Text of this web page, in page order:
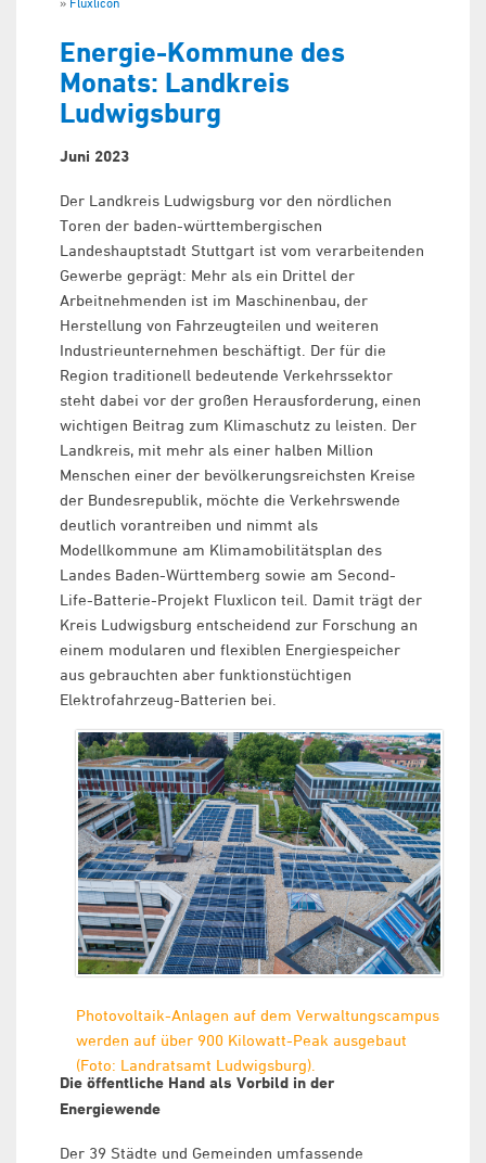
Energie-Kommune des
Monats: Landkreis
Ludwigsburg
Juni 2023
Der Landkreis Ludwigsburg vor den nördlichen
Toren der baden-württembergischen
Landeshauptstadt Stuttgart ist vom verarbeitenden
Gewerbe geprägt: Mehr als ein Drittel der
Arbeitnehmenden ist im Maschinenbau, der
Herstellung von Fahrzeugteilen und weiteren
Industrieunternehmen beschäftigt. Der für die
Region traditionell bedeutende Verkehrssektor
steht dabei vor der großen Herausforderung, einen
wichtigen Beitrag zum Klimaschutz zu leisten. Der
Landkreis, mit mehr als einer halben Million
Menschen einer der bevölkerungsreichsten Kreise
der Bundesrepublik, möchte die Verkehrswende
deutlich vorantreiben und nimmt als
Modellkommune am Klimamobilitätsplan des
Landes Baden-Württemberg sowie am Second-
Life-Batterie-Projekt Fluxlicon teil. Damit trägt der
Kreis Ludwigsburg entscheidend zur Forschung an
einem modularen und flexiblen Energiespeicher
aus gebrauchten aber funktionstüchtigen
Elektrofahrzeug-Batterien bei.
Photovoltaik-Anlagen auf dem Verwaltungscampus
werden auf über 900 Kilowatt-Peak ausgebaut
(Foto: Landratsamt Ludwigsburg).
Die öffentliche Hand als Vorbild in der
Energiewende
Der 39 Städte und Gemeinden umfassende